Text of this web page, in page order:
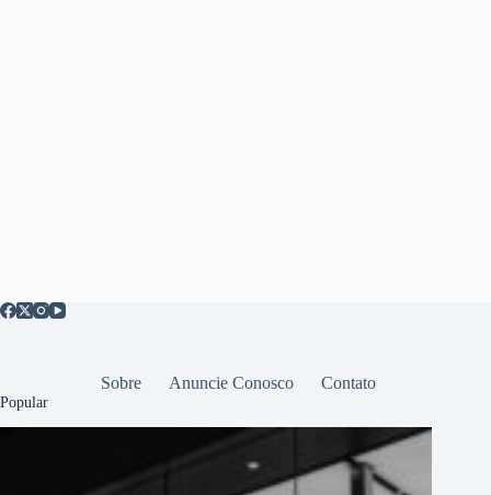
Sobre Anuncie Conosco Contato
Popular